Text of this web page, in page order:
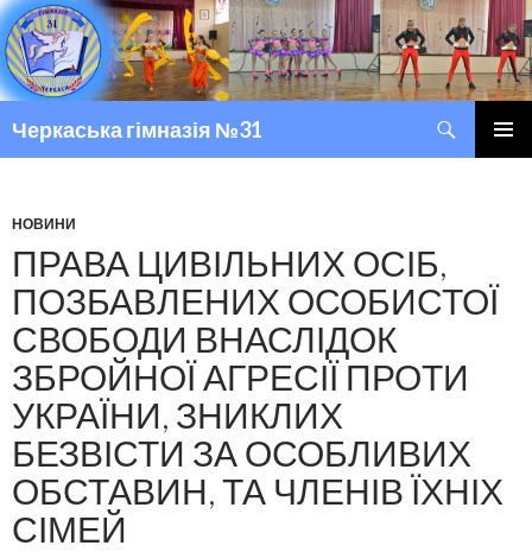
Черкаська гімназія №31
НОВИНИ
ПРАВА ЦИВІЛЬНИХ ОСІБ,
ПОЗБАВЛЕНИХ ОСОБИСТОЇ
СВОБОДИ ВНАСЛІДОК
ЗБРОЙНОЇ АГРЕСІЇ ПРОТИ
УКРАЇНИ, ЗНИКЛИХ
БЕЗВІСТИ ЗА ОСОБЛИВИХ
ОБСТАВИН, ТА ЧЛЕНІВ ЇХНІХ
СІМЕЙ